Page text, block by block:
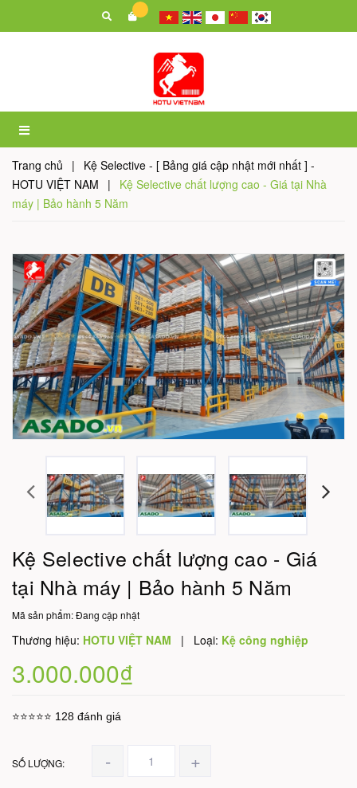
Trang chủ |
Kệ Selective - [ Bảng giá cập nhật mới nhất ] -
HOTU VIỆT NAM
|
Kệ Selective chất lượng cao - Giá tại Nhà
máy | Bảo hành 5 Năm
Kệ Selective chất lượng cao - Giá
tại Nhà máy | Bảo hành 5 Năm
Mã sản phẩm:Đang cập nhật
Thương hiệu: HOTU VIỆT NAM | Loại: Kệ công nghiệp
3.000.000₫
⭐⭐⭐⭐⭐ 128 đánh giá
SỐ LƯỢNG: - +